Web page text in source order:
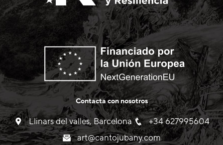
Contacta con nosotros
Llinars del valles, Barcelona
+34 627995604
art@cantojubany.com